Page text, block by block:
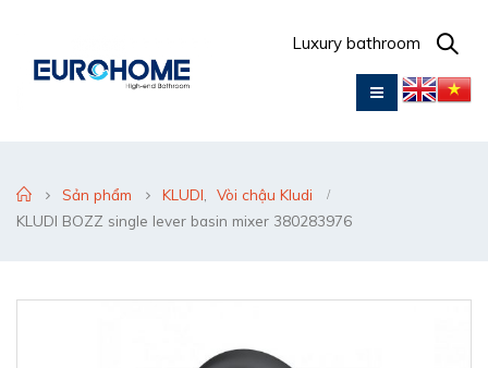
Luxury bathroom
Sản phẩm KLUDI
Vòi chậu Kludi
KLUDI BOZZ single lever basin mixer 380283976